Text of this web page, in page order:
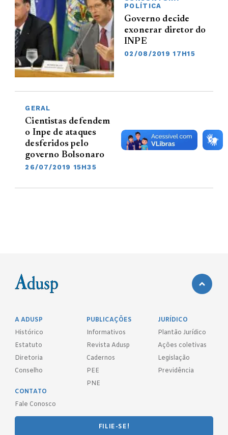
POLÍTICA
Governo decide
exonerar diretor do
INPE
02/08/2019 17H15
GERAL
Cientistas defendem
o Inpe de ataques
desferidos pelo
governo Bolsonaro
26/07/2019 15H35
A ADUSP
Histórico
Estatuto
Diretoria
Conselho
PUBLICAÇÕES
Informativos
Revista Adusp
Cadernos
PEE
PNE
JURÍDICO
Plantão Jurídico
Ações coletivas
Legislação
Previdência
CONTATO
Fale Conosco
FILIE-SE!